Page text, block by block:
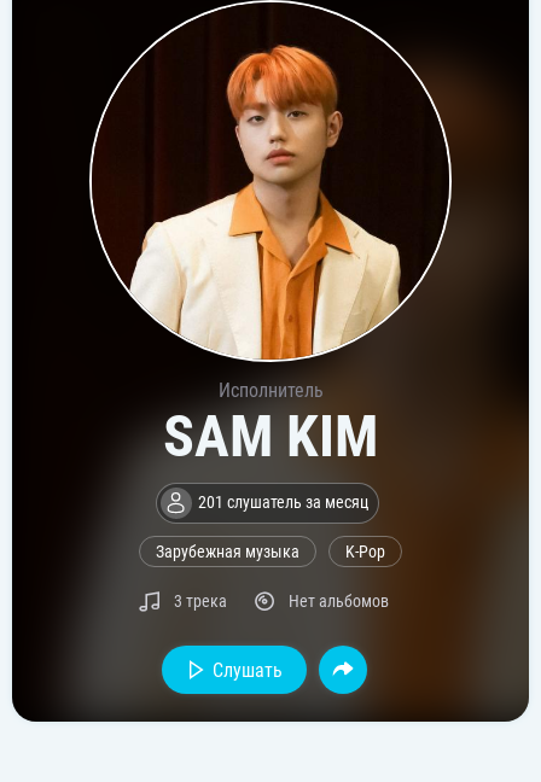
Исполнитель
SAM KIM
201 слушатель за месяц
Зарубежная музыка K-Pop
3 трека Нет альбомов
Слушать